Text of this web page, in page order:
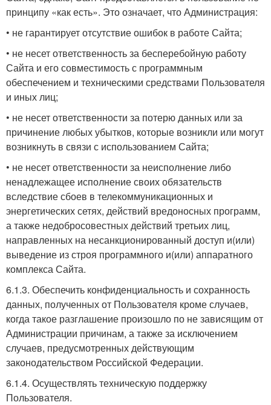
принципу «как есть». Это означает, что Администрация:
• не гарантирует отсутствие ошибок в работе Сайта;
• не несет ответственность за бесперебойную работу
Сайта и его совместимость с программным
обеспечением и техническими средствами Пользователя
и иных лиц;
• не несет ответственности за потерю данных или за
причинение любых убытков, которые возникли или могут
возникнуть в связи с использованием Сайта;
• не несет ответственности за неисполнение либо
ненадлежащее исполнение своих обязательств
вследствие сбоев в телекоммуникационных и
энергетических сетях, действий вредоносных программ,
а также недобросовестных действий третьих лиц,
направленных на несанкционированный доступ и(или)
выведение из строя программного и(или) аппаратного
комплекса Сайта.
6.1.3. Обеспечить конфиденциальность и сохранность
данных, полученных от Пользователя кроме случаев,
когда такое разглашение произошло по не зависящим от
Администрации причинам, а также за исключением
случаев, предусмотренных действующим
законодательством Российской Федерации.
6.1.4. Осуществлять техническую поддержку
Пользователя.